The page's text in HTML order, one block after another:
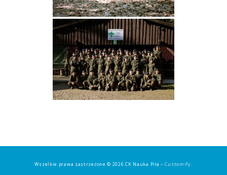
Wszelkie prawa zastrzeżone © 2026 CK Nauka Piła –Customify.